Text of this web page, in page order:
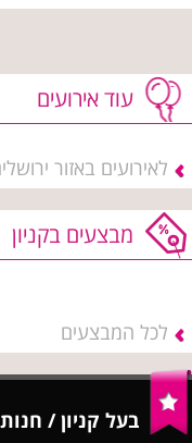
עוד אירועים
לאירועים באזור
מבצעים בקניון
לכל המבצעים
בעל קניון /